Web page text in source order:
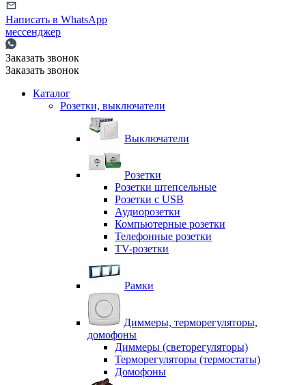
Написать в WhatsApp
мессенджер
Заказать звонок
Заказать звонок
Каталог
Розетки, выключатели
Выключатели
Розетки
Розетки штепсельные
Розетки с USB
Аудиорозетки
Компьютерные розетки
Телефонные розетки
TV-розетки
Рамки
Диммеры, терморегуляторы,
домофоны
Диммеры (светорегуляторы)
Терморегуляторы (термостаты)
Домофоны